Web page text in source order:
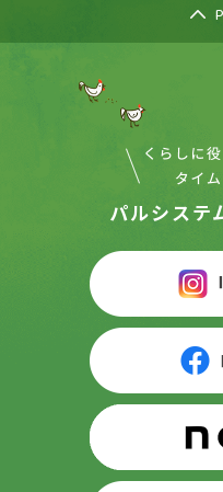
パルシステ